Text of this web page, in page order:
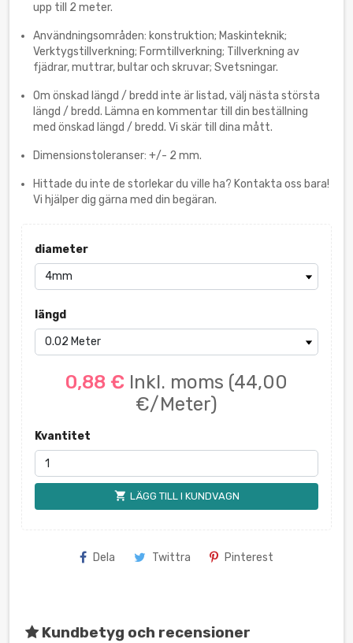
upp till 2 meter.
Användningsområden: konstruktion; Maskinteknik;
Verktygstillverkning; Formtillverkning; Tillverkning av
fjädrar, muttrar, bultar och skruvar; Svetsningar.
Om önskad längd / bredd inte är listad, välj nästa största
längd / bredd. Lämna en kommentar till din beställning
med önskad längd / bredd. Vi skär till dina mått.
Dimensionstoleranser: +/- 2 mm.
Hittade du inte de storlekar du ville ha? Kontakta oss bara!
Vi hjälper dig gärna med din begäran.
diameter
längd
0,88 € Inkl. moms (44,00
€/Meter)
Kvantitet
shopping_cart LÄGG TILL I KUNDVAGN
Dela Twittra Pinterest
Kundbetyg och recensioner